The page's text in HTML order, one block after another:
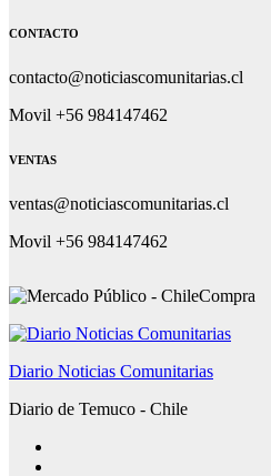
CONTACTO
contacto@noticiascomunitarias.cl
Movil +56 984147462
VENTAS
ventas@noticiascomunitarias.cl
Movil +56 984147462
Diario Noticias Comunitarias
Diario de Temuco - Chile